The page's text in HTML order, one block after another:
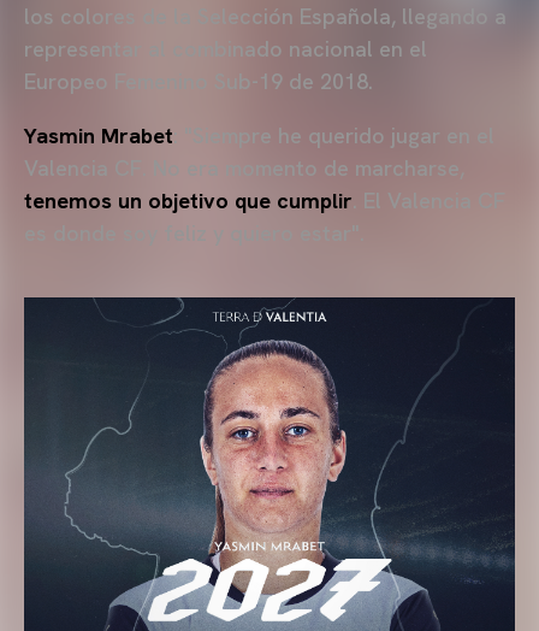
los colores de la Selección Española, llegando a
representar al combinado nacional en el
Europeo Femenino Sub-19 de 2018.
Yasmin Mrabet : "Siempre he querido jugar en el
Valencia CF. No era momento de marcharse,
tenemos un objetivo que cumplir. El Valencia CF